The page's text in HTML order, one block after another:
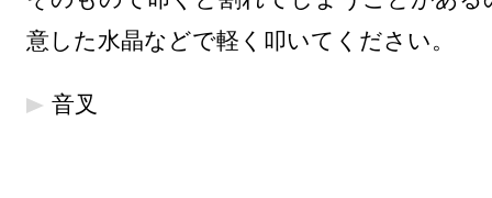
意した水晶などで軽く叩いてください。
音叉